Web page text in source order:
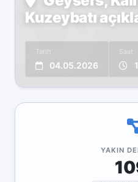
Kuzeybatı
Tarih
04.05.2026
Saat
YAKIN